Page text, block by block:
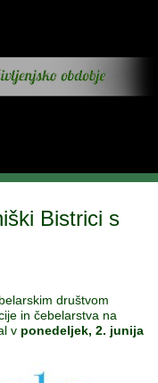
Bistrici s
društvom
in čebelarstva na
v ponedeljek, 2. junija